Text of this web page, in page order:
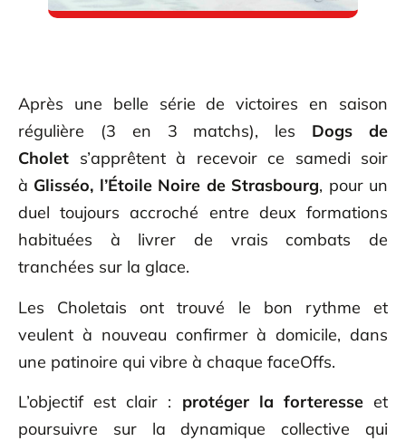
Après une belle série de victoires en saison
régulière (3 en 3 matchs), les Dogs de
Cholet s’apprêtent à recevoir ce samedi soir
à Glisséo, l’Étoile Noire de Strasbourg, pour un
duel toujours accroché entre deux formations
habituées à livrer de vrais combats de
tranchées sur la glace.
Les Choletais ont trouvé le bon rythme et
veulent à nouveau confirmer à domicile, dans
une patinoire qui vibre à chaque faceOffs.
L’objectif est clair : protéger la forteresseet
poursuivre sur la dynamique collective qui